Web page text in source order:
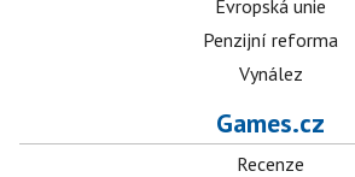
Evropská unie
Penzijní reforma
Vynález
Games.cz
Recenze